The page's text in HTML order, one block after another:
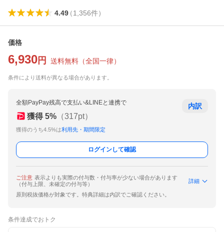
4.49（1,356件）
価格
6,930 円 送料無料 （全国一律）
条件により送料が異なる場合があります。
全額PayPay残高で支払い&LINEと連携で
獲得 5% （317pt）
獲得のうち4.5%は利用先・期間限定
内訳
ログインして確認
ご注意 表示よりも実際の付与数・付与率が少ない場合があります
（付与上限、未確定の付与等）
詳細
原則税抜価格が対象です。特典詳細は内訳でご確認ください。
条件達成でおトク